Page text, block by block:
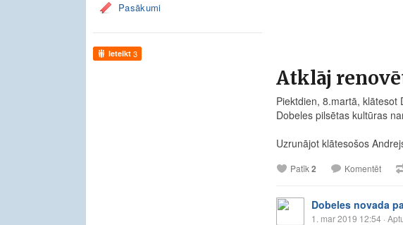
Pasākumi
Ieteikt 3
Atklāj
Piektdien, 8.martā,
Dobeles pilsētas kultūras
Uzrunājot klātesošos
Patīk2 Komentēt
Dobeles novada
1. mar 2019 12:54 ·